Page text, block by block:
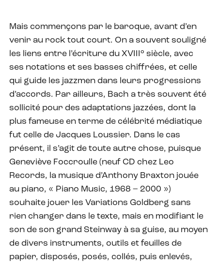
Mais commençons par le baroque, avant d’en
venir au rock tout court. On a souvent souligné
les liens entre l’écriture du XVIII° siècle, avec
ses notations et ses basses chiffrées, et celle
qui guide les jazzmen dans leurs progressions
d’accords. Par ailleurs, Bach a très souvent été
sollicité pour des adaptations jazzées, dont la
plus fameuse en terme de célébrité médiatique
fut celle de Jacques Loussier. Dans le cas
présent, il s’agit de toute autre chose, puisque
Geneviève Foccroulle (neuf CD chez Leo
Records, la musique d’Anthony Braxton jouée
au piano, « Piano Music, 1968 – 2000 »)
souhaite jouer les Variations Goldberg sans
rien changer dans le texte, mais en modifiant le
son de son grand Steinway à sa guise, au moyen
de divers instruments, outils et feuilles de
papier, disposés, posés, collés, puis enlevés,